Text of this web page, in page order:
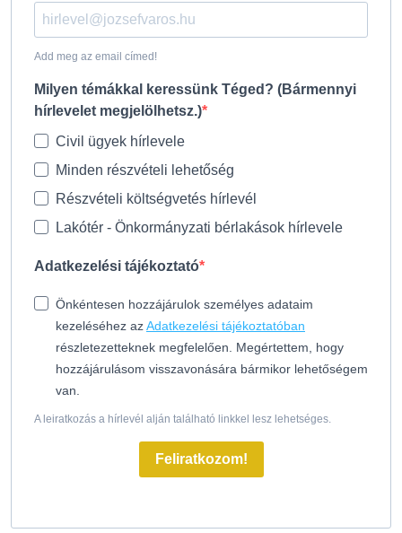
Add meg az email címed!
Milyen témákkal keressünk Téged? (Bármennyi
hírlevelet megjelölhetsz.)
Civil ügyek hírlevele
Minden részvételi lehetőség
Részvételi költségvetés hírlevél
Lakótér - Önkormányzati bérlakások hírlevele
Adatkezelési tájékoztató
Önkéntesen hozzájárulok személyes adataim
kezeléséhez azAdatkezelési tájékoztatóban
részletezetteknek megfelelően. Megértettem, hogy
hozzájárulásom visszavonására bármikor lehetőségem
van.
A leiratkozás a hírlevél alján található linkkel lesz lehetséges.
Feliratkozom!